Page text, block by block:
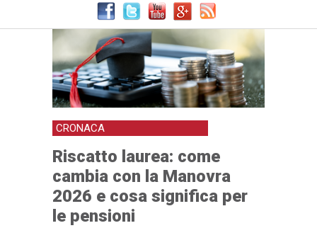
CRONACA
Riscatto laurea: come
cambia con la Manovra
2026 e cosa significa per
le pensioni